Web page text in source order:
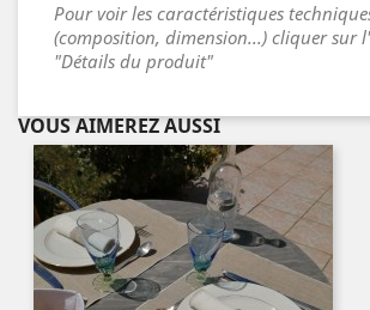
Pour voir les caractéristiques
(composition, dimension...) cliquer sur
"Détails du produit"
VOUS AIMEREZ AUSSI